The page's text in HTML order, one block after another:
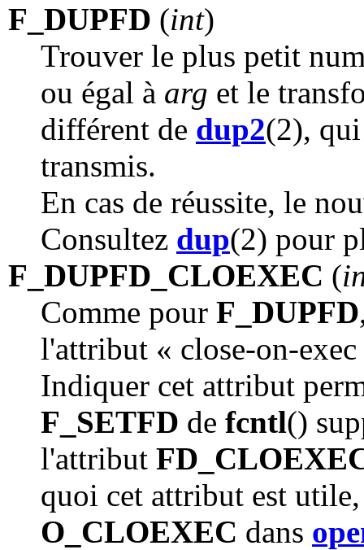
F_DUPFD (int)
Trouver le plus petit
ou égal à arg et le
différent de dup2(2),
transmis.
En cas de réussite, le
Consultez dup(2) pour
F_DUPFD_CLOEXEC (
Comme pour F_DUPFD
l'attribut « close-on-
Indiquer cet attribut
F_SETFD de fcntl()
l'attribut
quoi cet attribut est
O_CLOEXEC dans